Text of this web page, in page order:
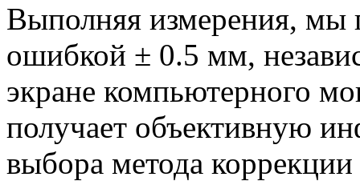
Выполняя измерения, мы
ошибкой ± 0.5 мм,
экране компьютерного
получает объективную
выбора метода